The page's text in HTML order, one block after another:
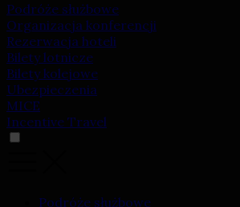
Podróże służbowe
Organizacja konferencji
Rezerwacja hoteli
Bilety lotnicze
Bilety kolejowe
Ubezpieczenia
MICE
Incentive Travel
Podróże służbowe